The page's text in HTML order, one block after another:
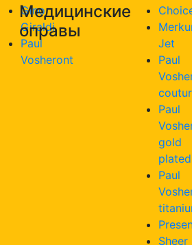
Gino
Giraldi
Paul
Vosheront
Медицинские
оправы
Jet
Paul
Paul
gold
plated
Paul
Sheer